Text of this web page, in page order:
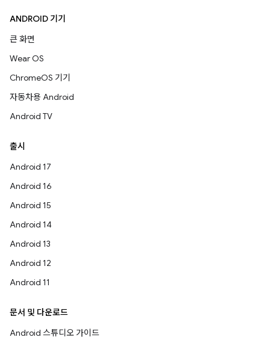
ANDROID 기기
큰 화면
Wear OS
ChromeOS 기기
자동차용 Android
Android TV
출시
Android 17
Android 16
Android 15
Android 14
Android 13
Android 12
Android 11
문서 및 다운로드
Android 스튜디오 가이드